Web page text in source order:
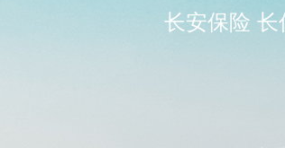
长安保险